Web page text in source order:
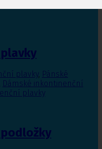
plavky, Pánské
Dámské inkontinenční
plavky